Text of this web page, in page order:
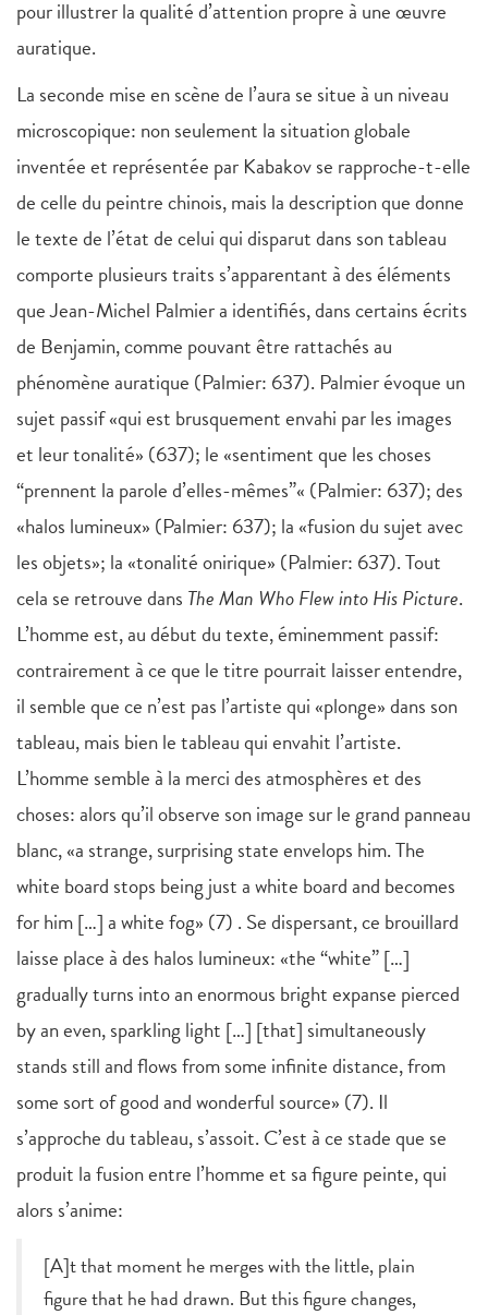
pour illustrer la qualité d’attention propre à une œuvre
auratique.
La seconde mise en scène de l’aura se situe à un niveau
microscopique: non seulement la situation globale
inventée et représentée par Kabakov se rapproche-t-elle
de celle du peintre chinois, mais la description que donne
le texte de l’état de celui qui disparut dans son tableau
comporte plusieurs traits s’apparentant à des éléments
que Jean-Michel Palmier a identifiés, dans certains écrits
de Benjamin, comme pouvant être rattachés au
phénomène auratique (Palmier: 637). Palmier évoque un
sujet passif «qui est brusquement envahi par les images
et leur tonalité» (637); le «sentiment que les choses
“prennent la parole d’elles-mêmes”« (Palmier: 637); des
«halos lumineux» (Palmier: 637); la «fusion du sujet avec
les objets»; la «tonalité onirique» (Palmier: 637). Tout
cela se retrouve dans The Man Who Flew into His Picture.
L’homme est, au début du texte, éminemment passif:
contrairement à ce que le titre pourrait laisser entendre,
il semble que ce n’est pas l’artiste qui «plonge» dans son
tableau, mais bien le tableau qui envahit l’artiste.
L’homme semble à la merci des atmosphères et des
choses: alors qu’il observe son image sur le grand panneau
blanc, «a strange, surprising state envelops him. The
white board stops being just a white board and becomes
for him […] a white fog» (7) . Se dispersant, ce brouillard
laisse place à des halos lumineux: «the “white” […]
gradually turns into an enormous bright expanse pierced
by an even, sparkling light […] [that] simultaneously
stands still and flows from some infinite distance, from
some sort of good and wonderful source» (7). Il
s’approche du tableau, s’assoit. C’est à ce stade que se
produit la fusion entre l’homme et sa figure peinte, qui
alors s’anime:
[A]t that moment he merges with the little, plain
figure that he had drawn. But this figure changes,